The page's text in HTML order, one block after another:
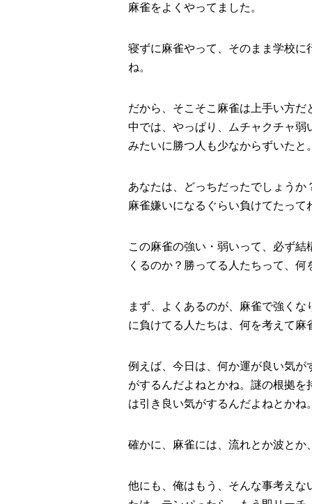
麻雀をよくやってました。
寝ずに麻雀やって、そのまま学校
ね。
だから、そこそこ麻雀は上手い方
中では、やっぱり、ムチャクチャ
みたいに勝つ人も少なからずいたと
あなたは、どっちだったでしょう
麻雀嫌いになるぐらい負けてたっ
この麻雀の強い・弱いって、必ず
くるのか？勝ってる人たちって、
まず、よくあるのが、麻雀で強く
に負けてる人たちは、何を考えて
例えば、今日は、何か運が良い気
がするんだよねとかね。謎の根拠
は引き良い気がするんだよねとかね
確かに、麻雀には、流れとか波と
他にも、俺はもう、そんな事考え